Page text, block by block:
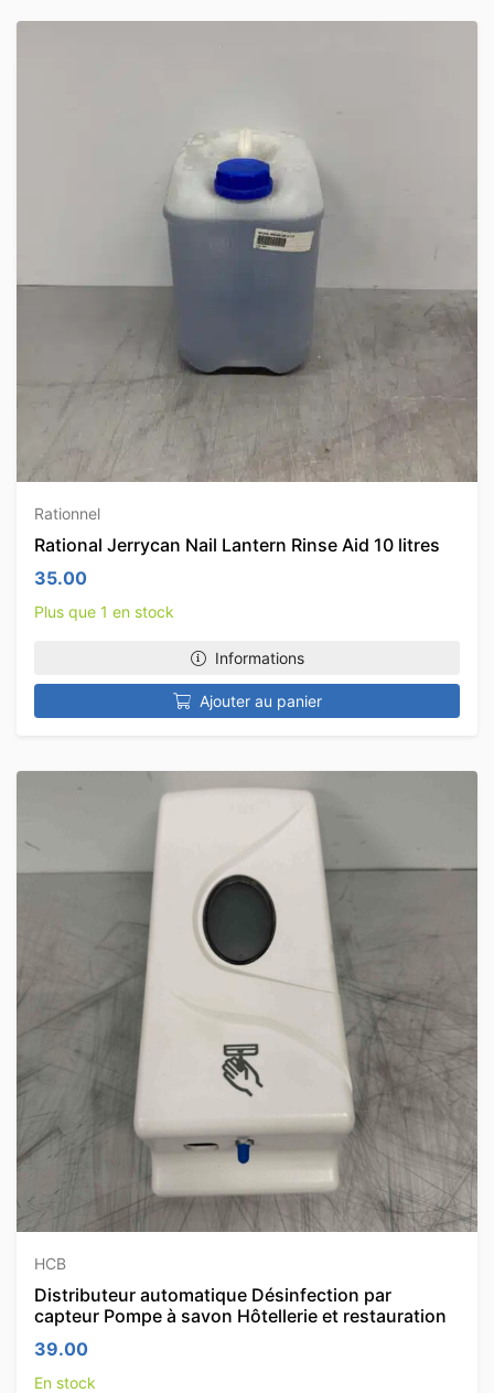
Rationnel
Rational Jerrycan Nail Lantern Rinse Aid 10 litres
35.00
Plus que 1 en stock
Informations
Ajouter au panier
HCB
Distributeur automatique Désinfection par
capteur Pompe à savon Hôtellerie et restauration
39.00
En stock